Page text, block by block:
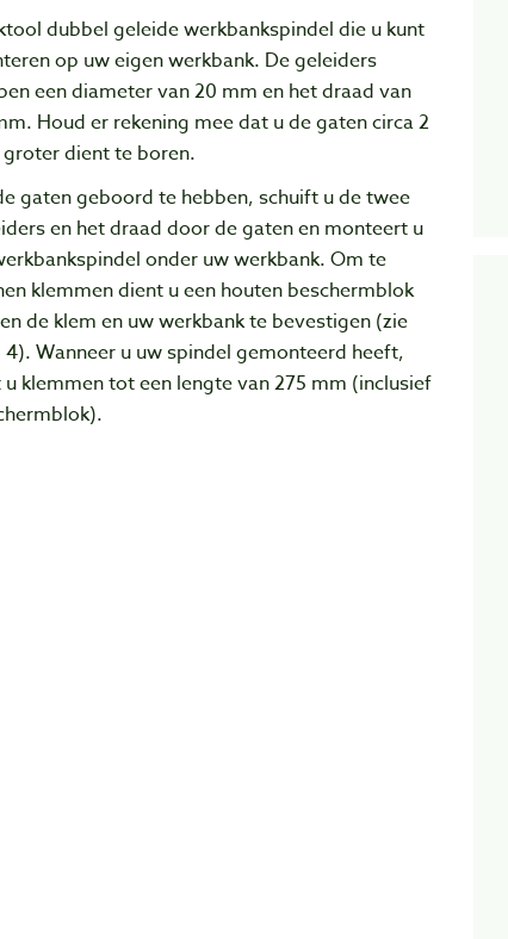
dubbel geleide werkbankspindel die u kunt
op uw eigen werkbank. De geleiders
een diameter van 20 mm en het draad van
Houd er rekening mee dat u de gaten circa 2
dient te boren.
gaten geboord te hebben, schuift u de twee
en het draad door de gaten en monteert u
onder uw werkbank. Om te
klemmen dient u een houten beschermblok
de klem en uw werkbank te bevestigen (zie
Wanneer u uw spindel gemonteerd heeft,
u klemmen tot een lengte van 275 mm (inclusief